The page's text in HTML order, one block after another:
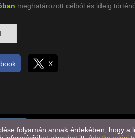
meghatározott célból és ideig
X
folyamán annak érdekében, hogy